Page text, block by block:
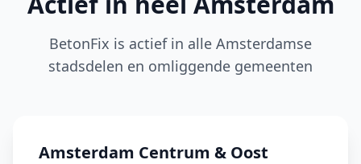
BetonFix is actief in alle Amsterdamse
stadsdelen en omliggende gemeenten
Amsterdam Centrum & Oost